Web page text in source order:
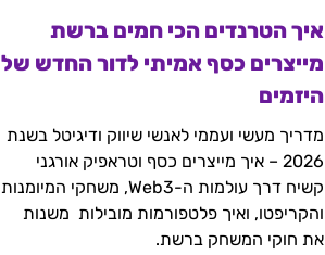
איך הטרנדים הכי חמים ברשת
מייצרים כסף אמיתי לדור החדש של
היזמים
מדריך מעשי ועממי לאנשי שיווק ודיגיטל בשנת
2026 – איך מייצרים כסף וטראפיק אורגני
קשיח דרך עולמות ה-Web3, משחקי המיומנות
והקריפטו, ואיך פלטפורמות מובילות משנות
את חוקי המשחק ברשת.